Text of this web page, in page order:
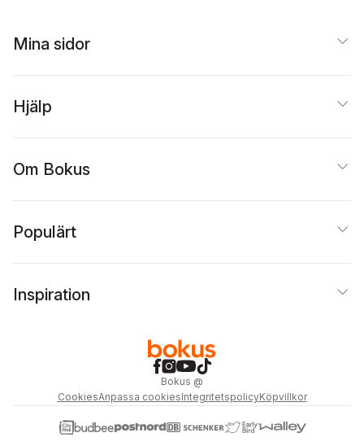
Mina sidor
Hjälp
Om Bokus
Populärt
Inspiration
Bokus @
CookiesAnpassa cookiesIntegritetspolicyKöpvillkor